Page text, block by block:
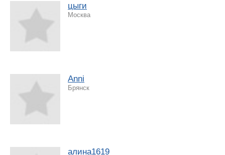
цыги
Москва
Anni
Брянск
алина1619